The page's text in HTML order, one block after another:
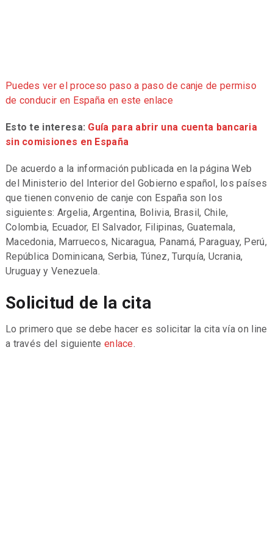
Puedes ver el proceso paso a paso de canje de permiso
de conducir en España en este enlace
Esto te interesa: Guía para abrir una cuenta bancaria
sin comisiones en España
De acuerdo a la información publicada en la página Web
del Ministerio del Interior del Gobierno español, los países
que tienen convenio de canje con España son los
siguientes: Argelia, Argentina, Bolivia, Brasil, Chile,
Colombia, Ecuador, El Salvador, Filipinas, Guatemala,
Macedonia, Marruecos, Nicaragua, Panamá, Paraguay, Perú,
República Dominicana, Serbia, Túnez, Turquía, Ucrania,
Uruguay y Venezuela.
Solicitud de la cita
Lo primero que se debe hacer es solicitar la cita vía on line
a través del siguiente enlace.